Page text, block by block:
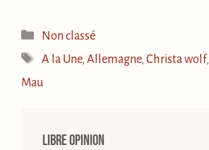
Catégories
Non classé
Étiquettes
A la Une,Allemagne,Christa wolf,
Mau
Libre opinion